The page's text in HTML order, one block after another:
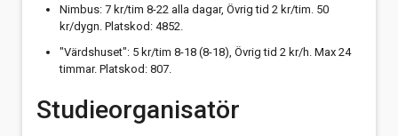
Nimbus: 7 kr/tim 8-22 alla dagar, Övrig tid 2 kr/tim. 50
kr/dygn. Platskod: 4852.
"Värdshuset": 5 kr/tim 8-18 (8-18), Övrig tid 2 kr/h. Max 24
timmar. Platskod: 807.
Studieorganisatör